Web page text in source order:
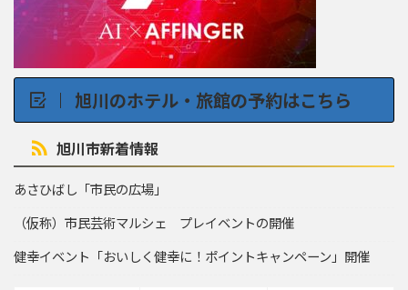
旭川のホテル・旅館の予約はこちら
旭川市新着情報
あさひばし「市民の広場」
（仮称）市民芸術マルシェ プレイベントの開催
健幸イベント「おいしく健幸に！ポイントキャンペーン」開催